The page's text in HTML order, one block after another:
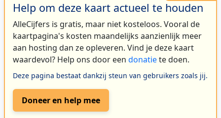
Help om deze kaart actueel te houden
AlleCijfers is gratis, maar niet kosteloos. Vooral de
kaartpagina's kosten maandelijks aanzienlijk meer
aan hosting dan ze opleveren. Vind je deze kaart
waardevol? Help ons door een donatiete doen.
Deze pagina bestaat dankzij steun van gebruikers zoals jij.
Doneer en help mee